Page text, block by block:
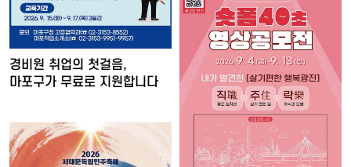
경비원 취업의 첫걸음,
마포구가 무료로 지원합니다